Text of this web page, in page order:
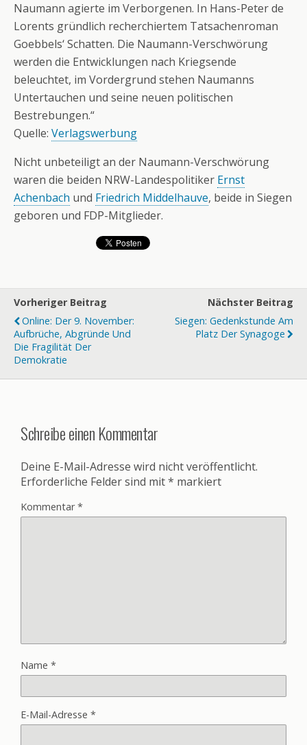
Naumann agierte im Verborgenen. In Hans-Peter de
Lorents gründlich recherchiertem Tatsachenroman
Goebbels‘ Schatten. Die Naumann-Verschwörung
werden die Entwicklungen nach Kriegsende
beleuchtet, im Vordergrund stehen Naumanns
Untertauchen und seine neuen politischen
Bestrebungen.“
Quelle: Verlagswerbung
Nicht unbeteiligt an der Naumann-Verschwörung
waren die beiden NRW-Landespolitiker Ernst
Achenbach und Friedrich Middelhauve, beide in Siegen
geboren und FDP-Mitglieder.
Vorheriger Beitrag
Online: Der 9. November:
Aufbrüche, Abgründe Und
Die Fragilität Der
Demokratie
Nächster Beitrag
Siegen: Gedenkstunde Am
Platz Der Synagoge
Schreibe einen Kommentar
Deine E-Mail-Adresse wird nicht veröffentlicht.
Erforderliche Felder sind mit* markiert
Kommentar*
Name *
E-Mail-Adresse *